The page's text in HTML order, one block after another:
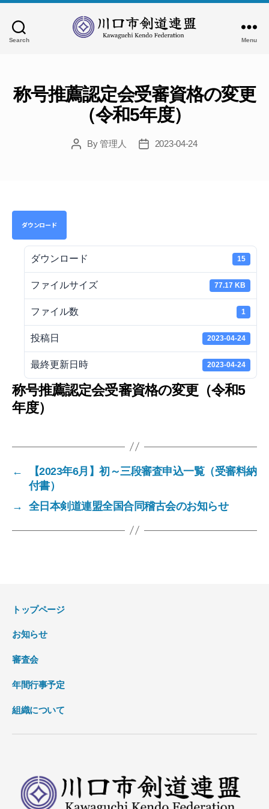
Search
剣
道
連
Menu
称号推薦認定会受審資格の変更
（令和5年度）
PostBy管理人
Post2023-04-24
ダウンロード
ダウンロード 15
ファイルサイズ 77.17 KB
ファイル数 1
投稿日 2023-04-24
最終更新日時 2023-04-24
称号推薦認定会受審資格の変更（令和5
年度）
←
【2023年6月】初～三段審査申込一覧（受審料納
付書）
→
全日本剣道連盟全国合同稽古会のお知らせ
トップページ
お知らせ
審査会
年間行事予定
組織について